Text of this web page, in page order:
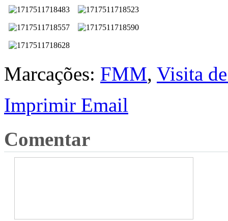
Marcações: FMM, Visita
Imprimir Email
Comentar